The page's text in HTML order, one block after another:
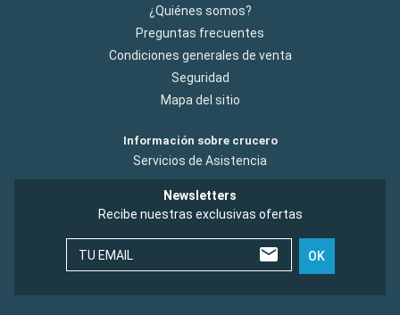
¿Quiénes somos?
Preguntas frecuentes
Condiciones generales de venta
Seguridad
Mapa del sitio
Información sobre crucero
Servicios de Asistencia
Newsletters
Recibe nuestras exclusivas ofertas
TU EMAIL OK